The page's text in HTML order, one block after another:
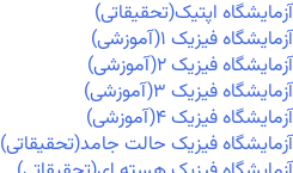
آزمایشگاه اپتیک(تحقیقاتی)
آزمایشگاه فیزیک ۱(آموزشی)
آزمایشگاه فیزیک ۲(آموزشی)
آزمایشگاه فیزیک ۳(آموزشی)
آزمایشگاه فیزیک ۴(آموزشی)
آزمایشگاه فیزیک حالت جامد(تحقیقاتی)